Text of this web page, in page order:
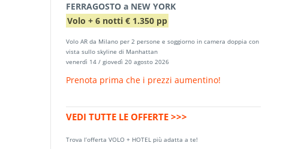
FERRAGOSTO a NEW YORK
Volo + 6 notti € 1.350 pp
Volo AR da Milano per 2 persone e soggiorno in camera doppia con
vista sullo skyline di Manhattan
venerdì 14 / giovedì 20 agosto 2026
Prenota prima che i prezzi aumentino!
VEDI TUTTE LE OFFERTE >>>
Trova l’offerta VOLO + HOTEL più adatta a te!